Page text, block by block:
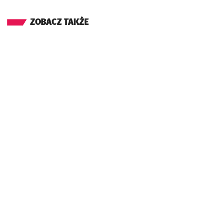
ZOBACZ TAKŻE